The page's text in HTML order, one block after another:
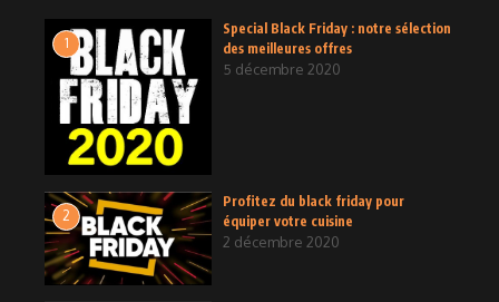
1
Special Black Friday : notre sélection
des meilleures offres
5 décembre 2020
2
Profitez du black friday pour
équiper votre cuisine
2 décembre 2020